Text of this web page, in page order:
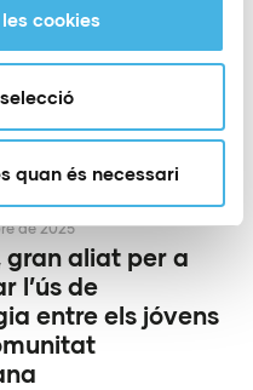
cookies
quan és necessari
coronar a les
del Nacional
Copa d’Espanya
rítmica per
gran aliat per a
l’ús de
entre els jóvens
de 2025